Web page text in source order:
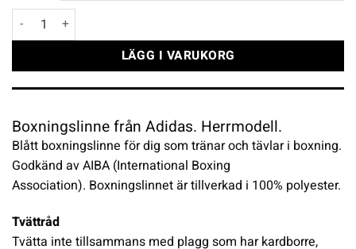
Adidas AIBA Boxningslinne Herr blå mängd
LÄGG I VARUKORG
Boxningslinne från Adidas. Herrmodell.
Blått boxningslinne för dig som tränar och tävlar i boxning.
Godkänd av AIBA (International Boxing
Association). Boxningslinnet är tillverkad i 100% polyester.
Tvättråd
Tvätta inte tillsammans med plagg som har kardborre,